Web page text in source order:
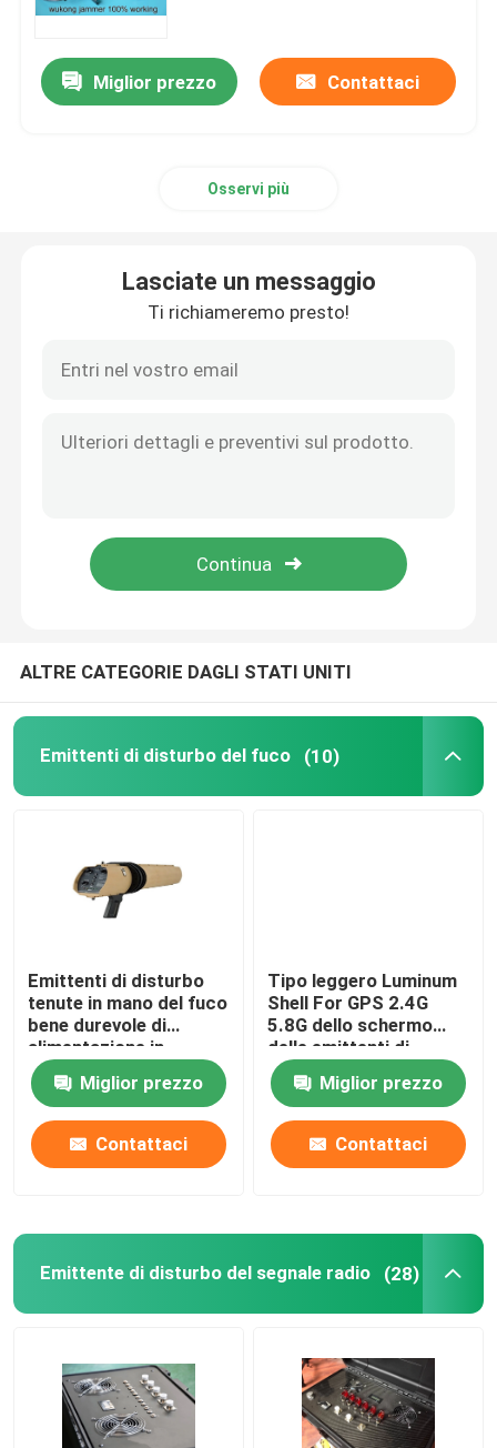
Emittente di disturbo radiofonica del fuco
Emittente di disturbo militare del fuco
emittente di disturbo della bomba del convoglio
Emittente di disturbo satellite del segnale
Emittente di disturbo ad alta frequenza
Anti sistema del fuco
Miglior prezzo Contattaci
Osservi più
Lasciate un messaggio
Ti richiameremo presto!
ALTRE CATEGORIE DAGLI STATI UNITI
Emittenti di disturbo del fuco (10)
Emittenti di disturbo
tenute in mano del fuco
bene durevole di
alimentazione in
ingresso entrata di 12
VCC per
DOTTRINA/PROSCIUTTO/GNSS
GLONASS
Miglior prezzo
Contattaci
Tipo leggero Luminum
Shell For GPS 2.4G
5.8G dello schermo
delle emittenti di
disturbo del fuco 40W
Miglior prezzo
Contattaci
Emittente di disturbo del segnale radio (28)